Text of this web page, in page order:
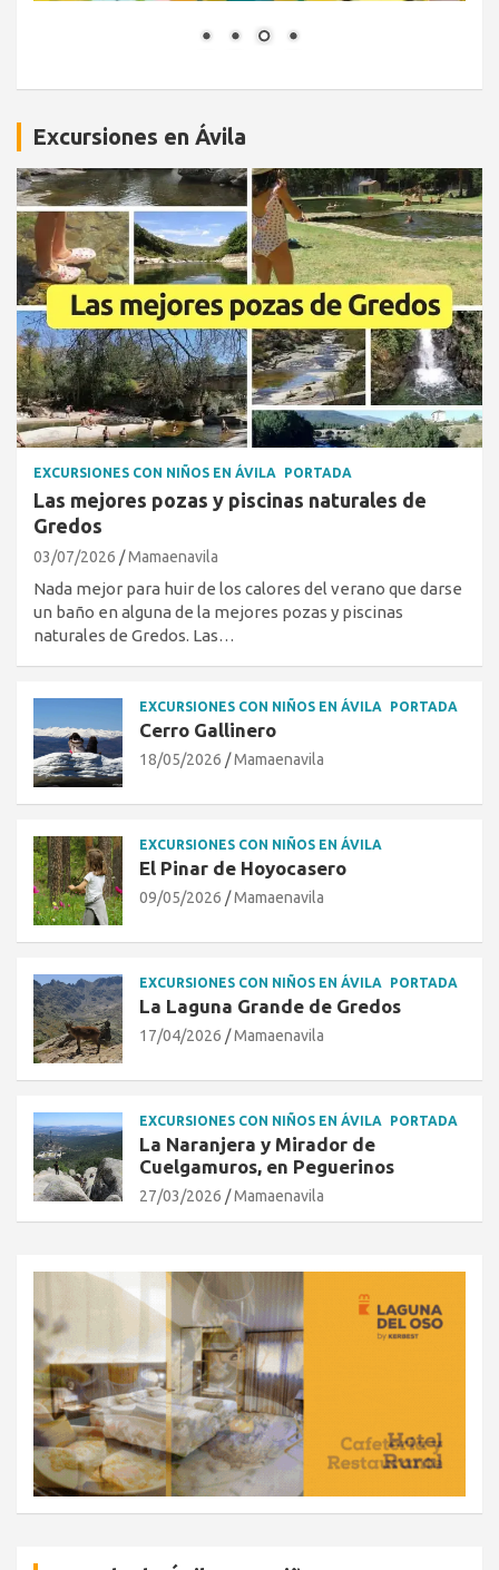
Excursiones en Ávila
EXCURSIONES CON NIÑOS EN ÁVILA PORTADA
Las mejores pozas y piscinas naturales de
Gredos
03/07/2026 Mamaenavila
Nada mejor para huir de los calores del verano que darse
un baño en alguna de la mejores pozas y piscinas
naturales de Gredos. Las…
EXCURSIONES CON NIÑOS EN ÁVILA PORTADA
Cerro Gallinero
18/05/2026 Mamaenavila
EXCURSIONES CON NIÑOS EN ÁVILA
El Pinar de Hoyocasero
09/05/2026 Mamaenavila
EXCURSIONES CON NIÑOS EN ÁVILA PORTADA
La Laguna Grande de Gredos
17/04/2026 Mamaenavila
EXCURSIONES CON NIÑOS EN ÁVILA PORTADA
La Naranjera y Mirador de
Cuelgamuros, en Peguerinos
27/03/2026 Mamaenavila